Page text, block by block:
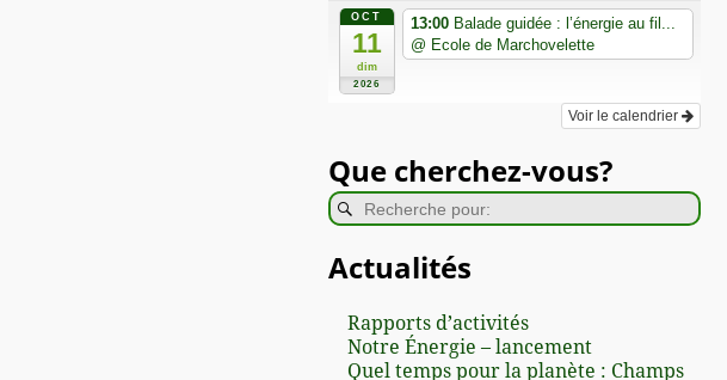
OCT
11
dim
2026
13:00 Balade guidée : l’énergie au fil...
@ Ecole de Marchovelette
Voir le calendrier
Que cherchez-vous?
Actualités
Rapports d’activités
Notre Énergie – lancement
Quel temps pour la planète : Champs